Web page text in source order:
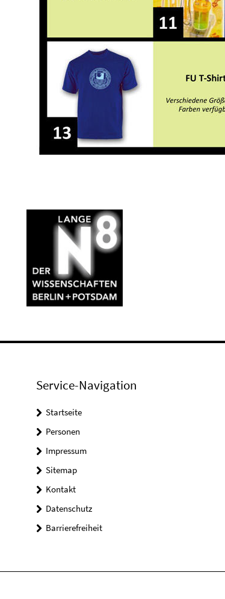
Service-Navigation
Startseite
Personen
Impressum
Sitemap
Kontakt
Datenschutz
Barrierefreiheit